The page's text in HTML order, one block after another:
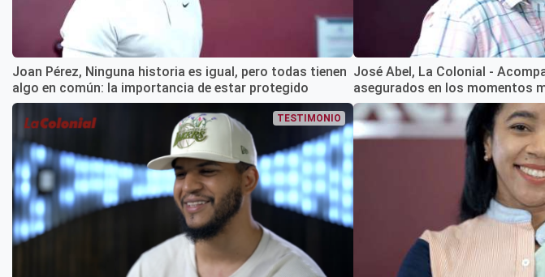
Joan Pérez, Ninguna historia es igual, pero todas tienen
algo en común: la importancia de estar protegido
José Abel, La Colonial -
asegurados en los momentos
TESTIMONIO